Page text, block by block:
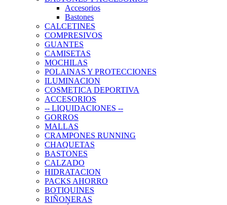
Accesorios
Bastones
CALCETINES
COMPRESIVOS
GUANTES
CAMISETAS
MOCHILAS
POLAINAS Y PROTECCIONES
ILUMINACION
COSMETICA DEPORTIVA
ACCESORIOS
-- LIQUIDACIONES --
GORROS
MALLAS
CRAMPONES RUNNING
CHAQUETAS
BASTONES
CALZADO
HIDRATACION
PACKS AHORRO
BOTIQUINES
RIÑONERAS